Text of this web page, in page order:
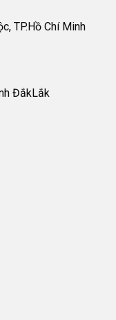
TP.Hồ Chí Minh
ĐắkLắk